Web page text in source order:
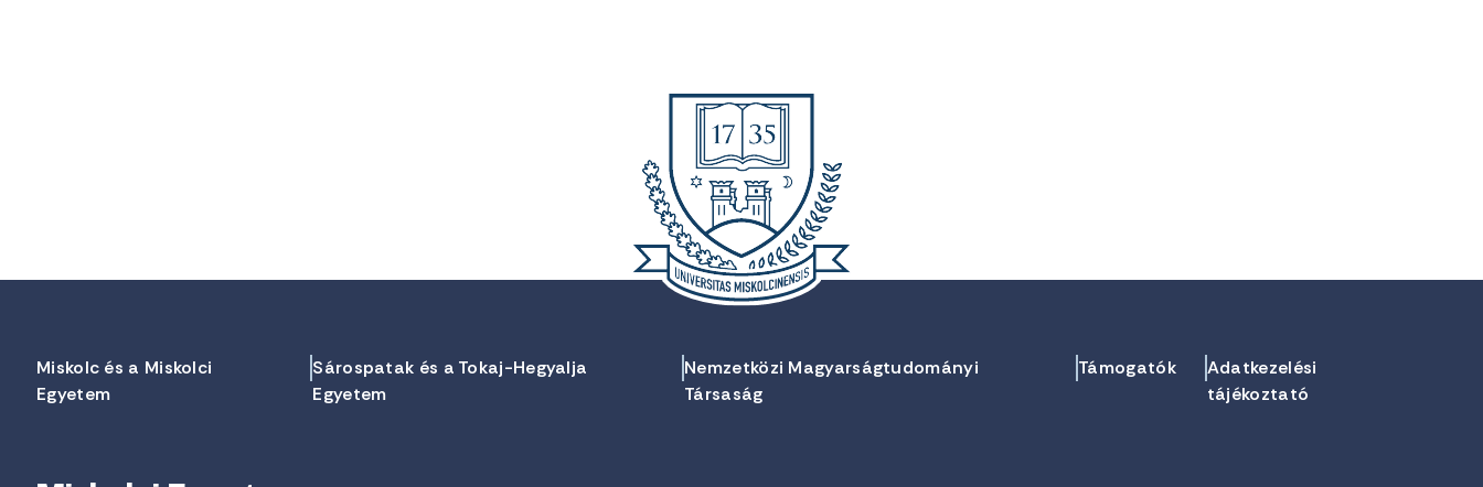
Miskolc és a Miskolci
Egyetem
Sárospatak és a Tokaj-Hegyalja
Egyetem
Nemzetközi Magyarságtudományi
Társaság
Támogatók
Adatkezelési
tájékoztató